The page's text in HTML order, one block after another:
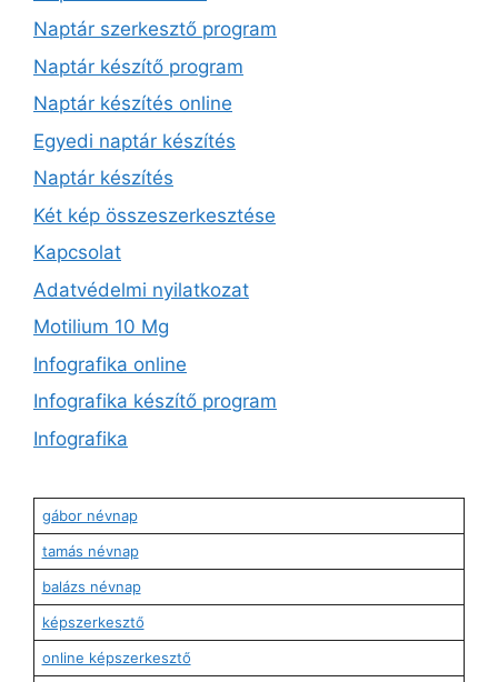
Naptár szerkesztő program
Naptár készítő program
Naptár készítés online
Egyedi naptár készítés
Naptár készítés
Két kép összeszerkesztése
Kapcsolat
Adatvédelmi nyilatkozat
Motilium 10 Mg
Infografika online
Infografika készítő program
Infografika
gábor névnap
tamás névnap
balázs névnap
képszerkesztő
online képszerkesztő